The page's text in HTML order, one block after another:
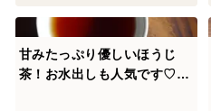
甘みたっぷり優しいほうじ
茶！お水出しも人気です♡深